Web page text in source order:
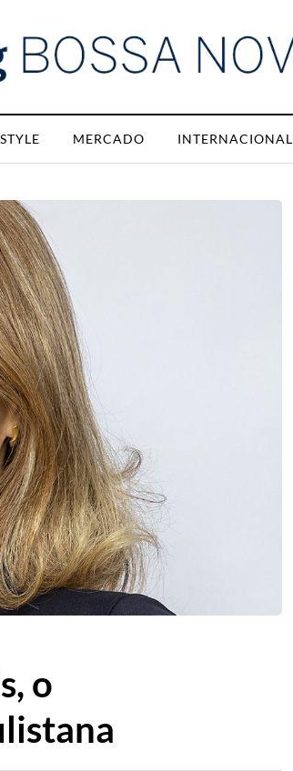
MERCADO INTERNACIONAL
o